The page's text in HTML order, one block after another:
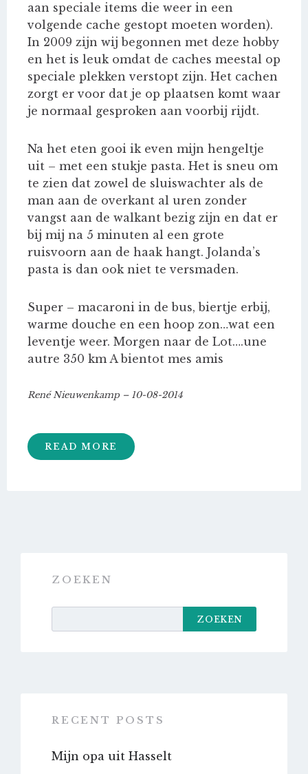
aan speciale items die weer in een
volgende cache gestopt moeten worden).
In 2009 zijn wij begonnen met deze hobby
en het is leuk omdat de caches meestal op
speciale plekken verstopt zijn. Het cachen
zorgt er voor dat je op plaatsen komt waar
je normaal gesproken aan voorbij rijdt.
Na het eten gooi ik even mijn hengeltje
uit – met een stukje pasta. Het is sneu om
te zien dat zowel de sluiswachter als de
man aan de overkant al uren zonder
vangst aan de walkant bezig zijn en dat er
bij mij na 5 minuten al een grote
ruisvoorn aan de haak hangt. Jolanda’s
pasta is dan ook niet te versmaden.
Super – macaroni in de bus, biertje erbij,
warme douche en een hoop zon…wat een
leventje weer. Morgen naar de Lot….une
autre 350 km A bientot mes amis
René Nieuwenkamp – 10-08-2014
READ MORE
ZOEKEN
ZOEKEN
RECENT POSTS
Mijn opa uit Hasselt